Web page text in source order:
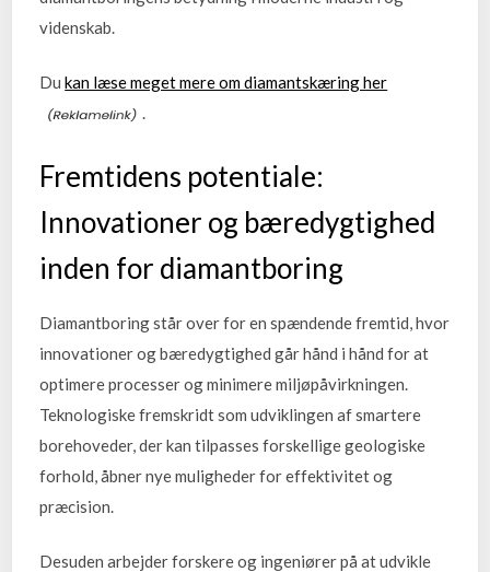
videnskab.
Dukan læse meget mere om diamantskæring her
.
Fremtidens potentiale:
Innovationer og bæredygtighed
inden for diamantboring
Diamantboring står over for en spændende fremtid, hvor
innovationer og bæredygtighed går hånd i hånd for at
optimere processer og minimere miljøpåvirkningen.
Teknologiske fremskridt som udviklingen af smartere
borehoveder, der kan tilpasses forskellige geologiske
forhold, åbner nye muligheder for effektivitet og
præcision.
Desuden arbejder forskere og ingeniører på at udvikle